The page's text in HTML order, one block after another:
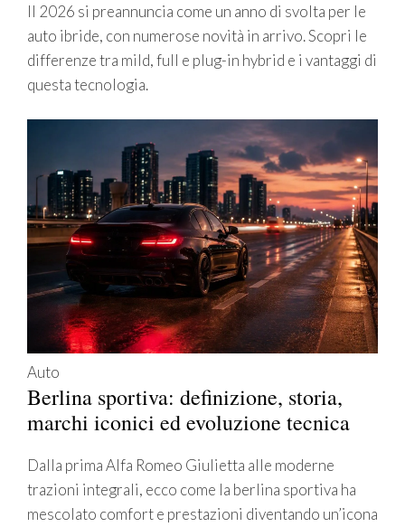
Il 2026 si preannuncia come un anno di svolta per le
auto ibride, con numerose novità in arrivo. Scopri le
differenze tra mild, full e plug-in hybrid e i vantaggi di
questa tecnologia.
Auto
Berlina sportiva: definizione, storia,
marchi iconici ed evoluzione tecnica
Dalla prima Alfa Romeo Giulietta alle moderne
trazioni integrali, ecco come la berlina sportiva ha
mescolato comfort e prestazioni diventando un’icona